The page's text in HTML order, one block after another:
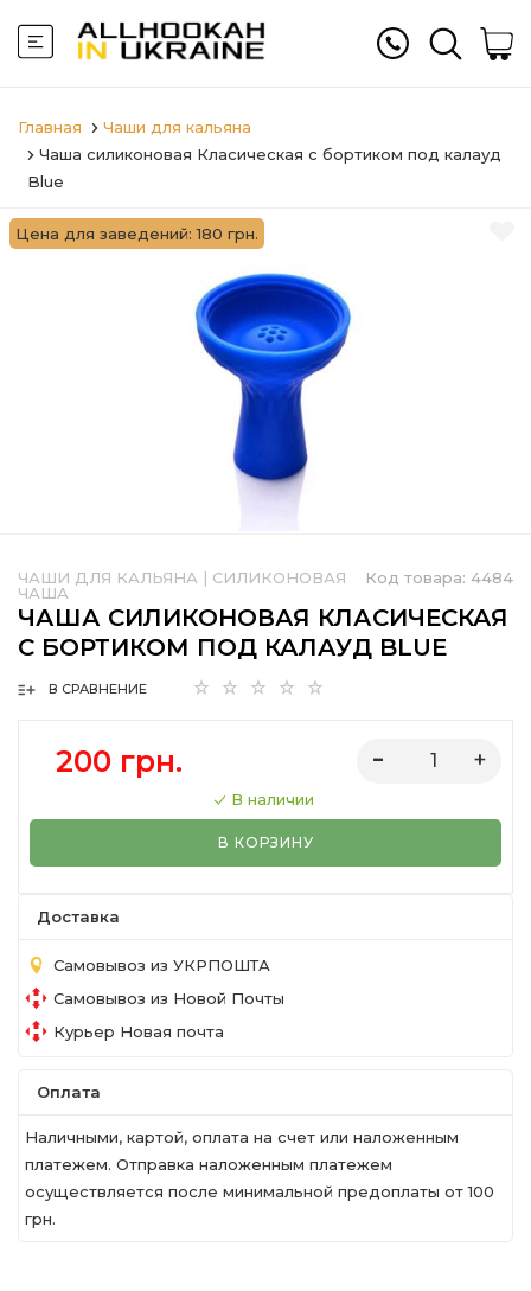
Главная
Чаши для кальяна
Чаша силиконовая Класическая с бортиком под калауд
Blue
Цена для заведений: 180 грн.
Код товара: 4484
ЧАШИ ДЛЯ КАЛЬЯНА | СИЛИКОНОВАЯ
ЧАША
ЧАША СИЛИКОНОВАЯ КЛАСИЧЕСКАЯ
С БОРТИКОМ ПОД КАЛАУД BLUE
В СРАВНЕНИЕ
200 грн.
В наличии
В КОРЗИНУ
Доставка
Самовывоз из УКРПОШТА
Самовывоз из Новой Почты
Курьер Новая почта
Оплата
Наличными, картой, оплата на счет или наложенным
платежем. Отправка наложенным платежем
осуществляется после минимальной предоплаты от 100
грн.